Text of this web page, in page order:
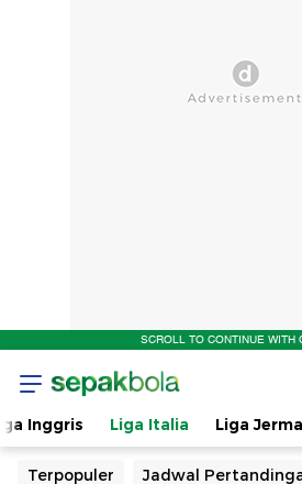
SCROLL TO CONTINUE WITH
Inggris Liga Italia Liga
Terpopuler Jadwal